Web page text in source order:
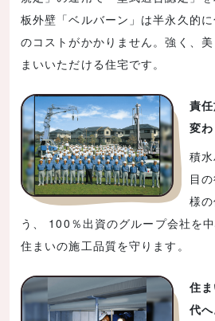
板外壁「ベルバーン」は半永久的
のコストがかかりません。強く、
まいいただける住宅です。
責
変わ
積
目
様
う、 100％出資のグループ会社を
住まいの施工品質を守ります。
住
代へ